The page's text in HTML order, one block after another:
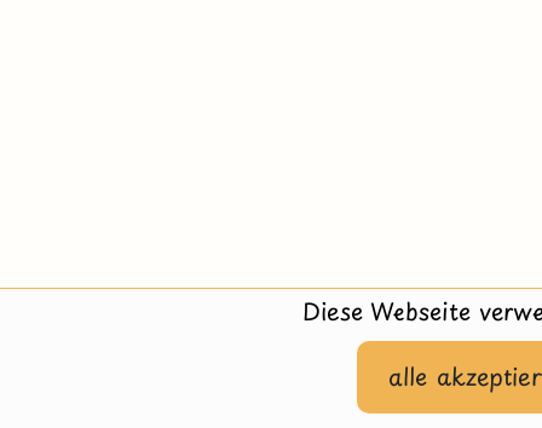
Diese Webseite
alle